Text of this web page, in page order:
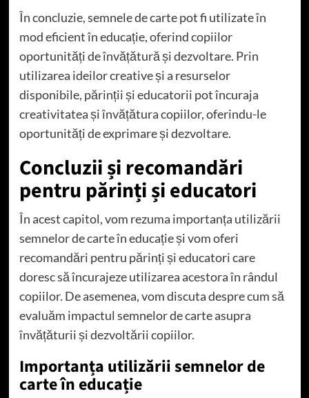
În concluzie, semnele de carte pot fi utilizate în
mod eficient în educație, oferind copiilor
oportunități de învățătură și dezvoltare. Prin
utilizarea ideilor creative și a resurselor
disponibile, părinții și educatorii pot încuraja
creativitatea și învățătura copiilor, oferindu-le
oportunități de exprimare și dezvoltare.
Concluzii și recomandări
pentru părinți și educatori
În acest capitol, vom rezuma importanța utilizării
semnelor de carte în educație și vom oferi
recomandări pentru părinți și educatori care
doresc să încurajeze utilizarea acestora în rândul
copiilor. De asemenea, vom discuta despre cum să
evaluăm impactul semnelor de carte asupra
învățăturii și dezvoltării copiilor.
Importanța utilizării semnelor de
carte în educație